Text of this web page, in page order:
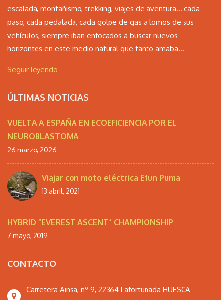
escalada, montañismo, trekking, viajes de aventura… cada
paso, cada pedalada, cada golpe de gas a lomos de sus
vehículos, siempre iban enfocados a buscar nuevos
horizontes en este medio natural que tanto amaba...
Seguir leyendo
ÚLTIMAS NOTICIAS
VUELTA A ESPAÑA EN ECOEFICIENCIA POR EL
NEUROBLASTOMA
26 marzo, 2026
Viajar con moto eléctrica Efun Puma
13 abril, 2021
HYBRID “EVEREST ASCENT” CHAMPIONSHIP
7 mayo, 2019
CONTACTO
Carretera Ainsa, nº 9, 22364 Lafortunada HUESCA